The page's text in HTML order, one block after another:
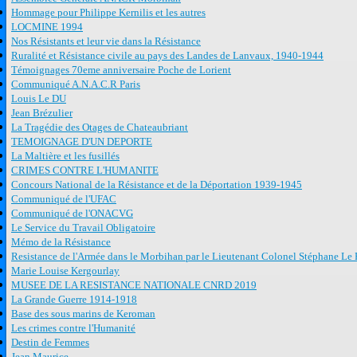
Hommage pour Philippe Kernilis et les autres
LOCMINE 1994
Nos Résistants et leur vie dans la Résistance
Ruralité et Résistance civile au pays des Landes de Lanvaux, 1940-1944
Témoignages 70eme anniversaire Poche de Lorient
Communiqué A.N.A.C.R Paris
Louis Le DU
Jean Brézulier
La Tragédie des Otages de Chateaubriant
TEMOIGNAGE D'UN DEPORTE
La Maltière et les fusillés
CRIMES CONTRE L'HUMANITE
Concours National de la Résistance et de la Déportation 1939-1945
Communiqué de l'UFAC
Communiqué de l'ONACVG
Le Service du Travail Obligatoire
Mémo de la Résistance
Resistance de l'Armée dans le Morbihan par le Lieutenant Colonel Stéphane Le
Marie Louise Kergourlay
MUSEE DE LA RESISTANCE NATIONALE CNRD 2019
La Grande Guerre 1914-1918
Base des sous marins de Keroman
Les crimes contre l'Humanité
Destin de Femmes